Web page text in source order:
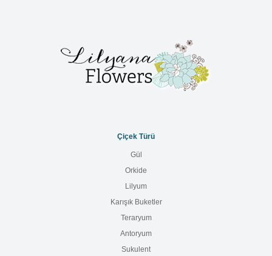
Çiçek Türü
Gül
Orkide
Lilyum
Karışık Buketler
Teraryum
Antoryum
Sukulent